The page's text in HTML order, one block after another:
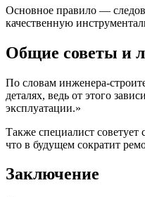
Основное правило —
качественную
Общие советы и
По словам инженера-
деталях, ведь от этого
эксплуатации.»
Также специалист
что в будущем сократит
Заключение